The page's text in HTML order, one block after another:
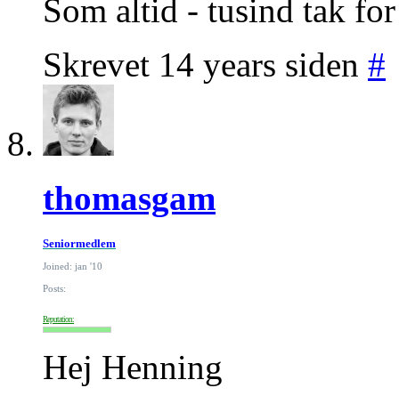
Som altid - tusind tak
Skrevet 14 years siden #
thomasgam
Seniormedlem
Joined: jan '10
Posts:
Reputation:
Hej Henning